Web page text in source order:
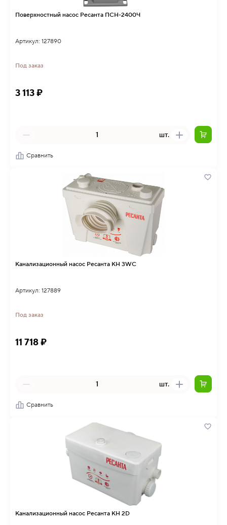
Поверхностный насос Ресанта ПСН-2400Ч
Артикул: 127890
Под заказ
3 113 ₽
шт.
Сравнить
Канализационный насос Ресанта КН 3WC
Артикул: 127889
Под заказ
11 718 ₽
шт.
Сравнить
Канализационный насос Ресанта КН 2D